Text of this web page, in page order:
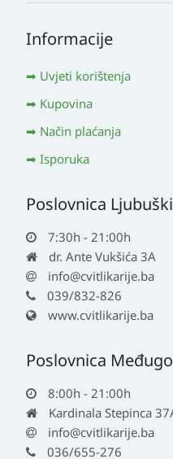
Informacije
Uvjeti korištenja
Kupovina
Način plaćanja
Isporuka
Poslovnica Ljubuški
7:30h - 21:00h
dr. Ante Vukšića 3A
info@cvitlikarije.ba
039/832-826
www.cvitlikarije.ba
Poslovnica
8:00h - 21:00h
Kardinala Stepinca
info@cvitlikarije.ba
036/655-276